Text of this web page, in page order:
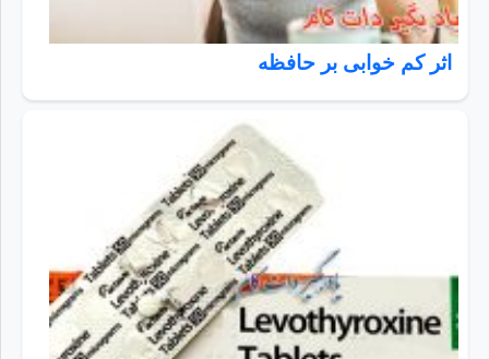
اثر کم خوابی بر حافظه